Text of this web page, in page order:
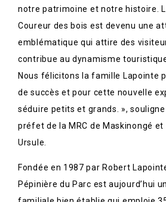
notre patrimoine et notre histoire.
Coureur des bois est devenu une
emblématique qui attire des
contribue au dynamisme
Nous félicitons la famille Lapointe
de succès et pour cette nouvelle
séduire petits et grands. », souligne
préfet de la MRC de Maskinongé
Ursule.
Fondée en 1987 par Robert
Pépinière du Parc est aujourd’hui